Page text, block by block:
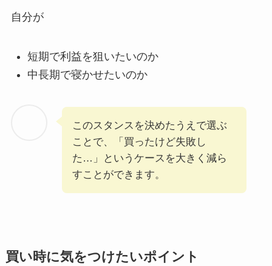
自分が
短期で利益を狙いたいのか
中長期で寝かせたいのか
このスタンスを決めたうえで選ぶ
ことで、「買ったけど失敗し
た…」というケースを大きく減ら
すことができます。
買い時に気をつけたいポイント